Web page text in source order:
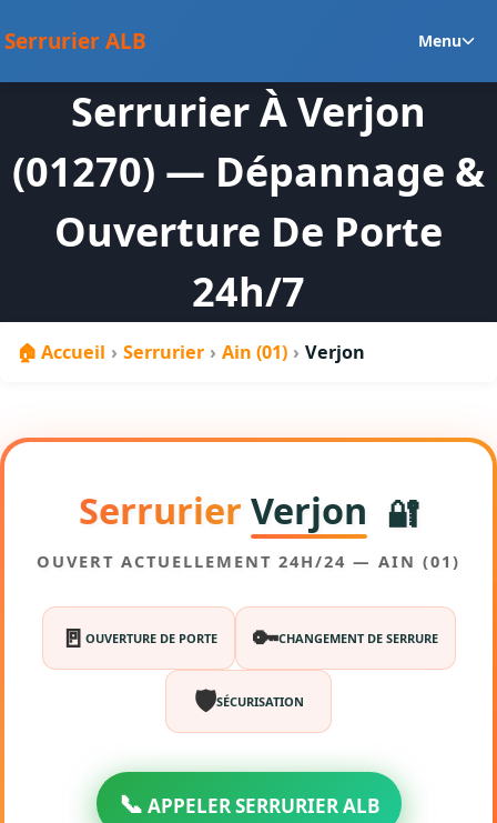
contenu
Serrurier ALB Menu
Serrurier À Verjon
(01270) — Dépannage &
Ouverture De Porte
24h/7
🏠 Accueil › Serrurier › Ain (01) › Verjon
Serrurier Verjon 🔐
OUVERT ACTUELLEMENT 24H/24 — AIN (01)
🚪 OUVERTURE DE PORTE 🔑CHANGEMENT DE SERRURE
🛡️SÉCURISATION
📞 APPELER SERRURIER ALB